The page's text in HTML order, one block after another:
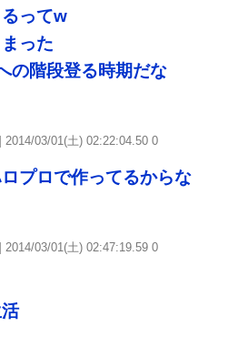
ってw
った
の階段登る時期だな
2014/03/01(土) 02:22:04.50 0
プロで作ってるからな
2014/03/01(土) 02:47:19.59 0